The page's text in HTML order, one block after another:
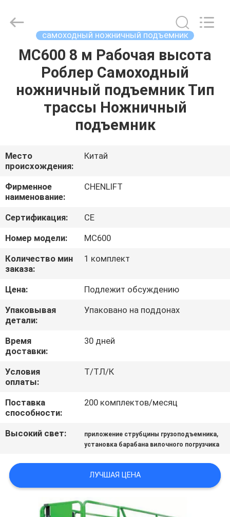
ДОМОЙ
ПРОДУКТЫ
ЭКСКУРСИЯ
ПО
ЗАВОДУ
КОНТРОЛЬ
КАЧЕСТВА
СВЯЖИТЕСЬ
С
НАМИ
НОВОСТИ
ЗАПРОСИТЕ
ЦИТАТУ
КАРТА
ПОЛИТИКА
КОНФИДЕНЦИАЛЬНОСТИ
Reserved.
самоходный ножничный подъемник
MC600 8 м Рабочая высота
Роблер Самоходный
ножничный подъемник Тип
трассы Ножничный
подъемник
Место
происхождения:
Китай
Фирменное
наименование:
CHENLIFT
Сертификация:
CE
Номер модели:
MC600
Количество мин
заказа:
1 комплект
Цена:
Подлежит обсуждению
Упаковывая
детали:
Упаковано на поддонах
Время
доставки:
30 дней
Условия
оплаты:
Т/ТЛ/К
Поставка
способности:
200 комплектов/месяц
Высокий свет: приложение струбцины грузоподъемника,
установка барабана вилочного погрузчика
ЛУЧШАЯ ЦЕНА